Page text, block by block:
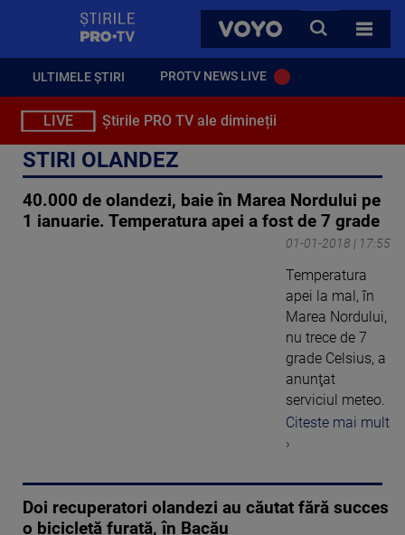
VOYO
CAUTA
TOATE
ULTIMELE ȘTIRI PROTV NEWS LIVE
LIVE Știrile PRO TV ale dimineții
STIRI OLANDEZ
40.000 de olandezi, baie în Marea Nordului pe
1 ianuarie. Temperatura apei a fost de 7 grade
01-01-2018 | 17:55
Temperatura
apei la mal, în
Marea Nordului,
nu trece de 7
grade Celsius, a
anunţat
serviciul meteo.
Citeste mai mult
›
Doi recuperatori olandezi au căutat fără succes
o bicicletă furată, în Bacău